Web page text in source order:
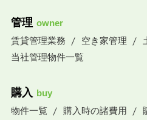
管理 owner
賃貸管理業務
空き家管理
当社管理物件一覧
購入 buy
物件一覧
購入時の諸費用